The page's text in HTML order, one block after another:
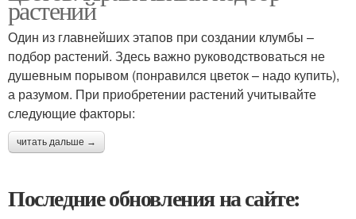
растений
Один из главнейших этапов при создании клумбы –
подбор растений. Здесь важно руководствоваться не
душевным порывом (понравился цветок – надо купить),
а разумом. При приобретении растений учитывайте
следующие факторы:
читать дальше →
Последние обновления на сайте: